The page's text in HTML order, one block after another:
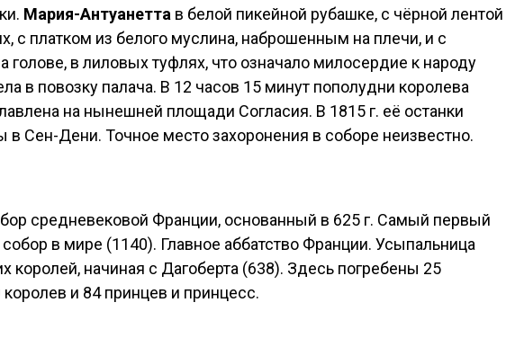
Мария-Антуанетта в белой пикейной рубашке, с чёрной лентой
с платком из белого муслина, наброшенным на плечи, и с
голове, в лиловых туфлях, что означало милосердие к народу
в повозку палача. В 12 часов 15 минут пополудни королева
на нынешней площади Согласия. В 1815 г. её останки
в Сен-Дени. Точное место захоронения в соборе неизвестно.
средневековой Франции, основанный в 625 г. Самый первый
собор в мире (1140). Главное аббатство Франции. Усыпальница
королей, начиная с Дагоберта (638). Здесь погребены 25
королев и 84 принцев и принцесс.